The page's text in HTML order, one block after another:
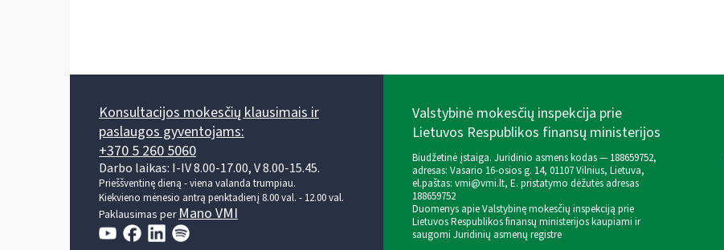
Konsultacijos mokesčių klausimais ir
paslaugos gyventojams:
+370 5 260 5060
Darbo laikas: I-IV 8.00-17.00, V 8.00-15.45.
Prieššventinę dieną - viena valanda trumpiau.
Kiekvieno mėnesio antrą penktadienį 8.00 val. - 12.00 val.
Paklausimas per Mano VMI
Valstybinė mokesčių inspekcija prie
Lietuvos Respublikos finansų ministerijos
Biudžetinė įstaiga. Juridinio asmens kodas — 188659752,
adresas: Vasario 16-osios g. 14, 01107 Vilnius, Lietuva,
el.paštas: vmi@vmi.lt, E. pristatymo dėžutės adresas
188659752
Duomenys apie Valstybinę mokesčių inspekciją prie
Lietuvos Respublikos finansų ministerijos kaupiami ir
saugomi Juridinių asmenų registre